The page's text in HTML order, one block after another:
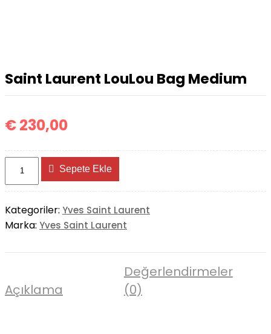
Saint Laurent LouLou Bag Medium
€230,00
LouLou
Bag
Medium
Sepete Ekle
Kategoriler: Yves Saint Laurent
Marka: Yves Saint Laurent
Açıklama
Değerlendirmeler
(0)